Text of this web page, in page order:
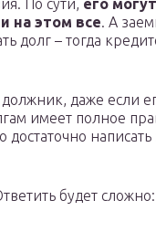
По сути, его
на этом все. А
долг – тогда
даже если
имеет полное
достаточно
будет сложно: